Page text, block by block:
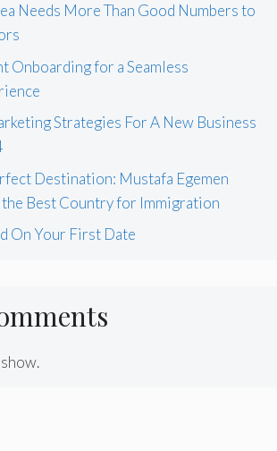
Needs More Than Good Numbers to
Onboarding for a Seamless
Strategies For A New Business
Destination: Mustafa Egemen
the Best Country for Immigration
On Your First Date